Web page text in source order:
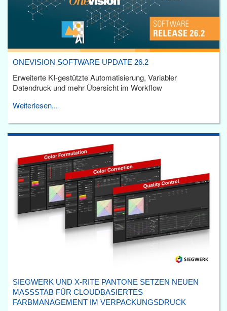
ONEVISION SOFTWARE UPDATE 26.2
Erweiterte KI-gestützte Automatisierung, Variabler
Datendruck und mehr Übersicht im Workflow
Weiterlesen...
SIEGWERK UND X-RITE PANTONE SETZEN NEUEN
MASSSTAB FÜR CLOUDBASIERTES F
ARBMANAGEMENT IM VERPACKUNGSDRUCK